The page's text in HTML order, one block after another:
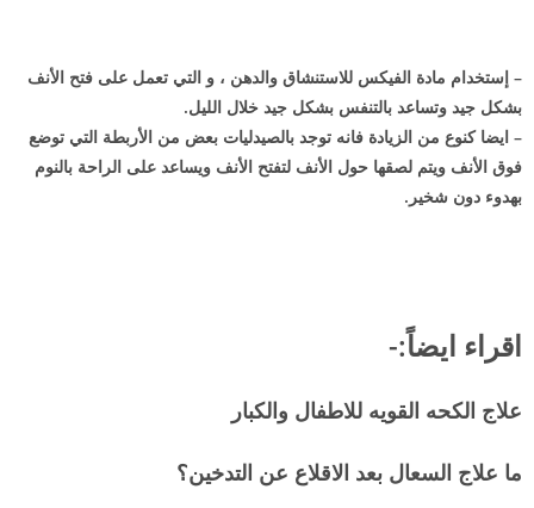
– إستخدام مادة الفيكس للاستنشاق والدهن ، و التي تعمل على فتح الأنف
بشكل جيد وتساعد بالتنفس بشكل جيد خلال الليل.
– ايضا كنوع من الزيادة فانه توجد بالصيدليات بعض من الأربطة التي توضع
فوق الأنف ويتم لصقها حول الأنف لتفتح الأنف ويساعد على الراحة بالنوم
بهدوء دون شخير.
اقراء ايضاً:-
علاج الكحه القويه للاطفال والكبار
ما علاج السعال بعد الاقلاع عن التدخين؟